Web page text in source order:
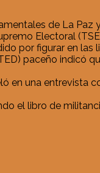
de La
Electoral
por figurar en
paceño indicó
en una
el libro de